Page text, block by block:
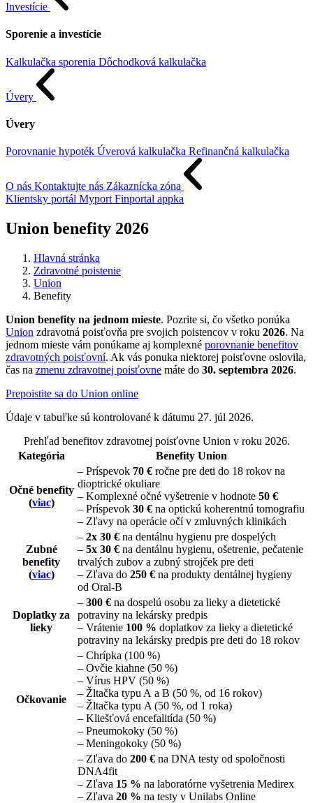
Investície
Sporenie a investície
Kalkulačka sporenia Dôchodková kalkulačka
Úvery
Úvery
Porovnanie hypoték Úverová kalkulačka Refinančná kalkulačka
O nás Kontaktujte nás Zákaznícka zóna
Klientsky portál Myport Finportal appka
Union benefity 2026
Hlavná stránka
Zdravotné poistenie
Union
Benefity
Union benefity na jednom mieste. Pozrite si, čo všetko ponúka
Union zdravotná poisťovňa pre svojich poistencov v roku 2026. Na
jednom mieste vám ponúkame aj komplexné porovnanie benefitov
zdravotných poisťovní. Ak vás ponuka niektorej poisťovne oslovila,
čas na zmenu zdravotnej poisťovne máte do 30. septembra 2026.
Prepoistite sa do Union online
Údaje v tabuľke sú kontrolované k dátumu 27. júl 2026.
Prehľad benefitov zdravotnej poisťovne Union v roku 2026.
Kategória
Benefity Union
Očné benefity
(viac)
– Príspevok 70 € ročne pre deti do 18 rokov na
dioptrické okuliare
– Komplexné očné vyšetrenie v hodnote 50 €
– Príspevok 30 € na optickú koherentnú tomografiu
– Zľavy na operácie očí v zmluvných klinikách
Zubné
benefity
(viac)
– 2x 30 € na dentálnu hygienu pre dospelých
– 5x 30 € na dentálnu hygienu, ošetrenie, pečatenie
trvalých zubov a zubný strojček pre deti
– Zľava do 250 € na produkty dentálnej hygieny
od Oral-B
Doplatky za
lieky
– 300 € na dospelú osobu za lieky a dietetické
potraviny na lekársky predpis
– Vrátenie 100 % doplatkov za lieky a dietetické
potraviny na lekársky predpis pre deti do 18 rokov
Očkovanie
– Chrípka (100 %)
– Ovčie kiahne (50 %)
– Vírus HPV (50 %)
– Žltačka typu A a B (50 %, od 16 rokov)
– Žltačka typu A (50 %, od 1 roka)
– Kliešťová encefalitída (50 %)
– Pneumokoky (50 %)
– Meningokoky (50 %)
– Zľava do 200 € na DNA testy od spoločnosti
DNA4fit
– Zľava 15 % na laboratórne vyšetrenia Medirex
– Zľava 20 % na testy v Unilabs Online